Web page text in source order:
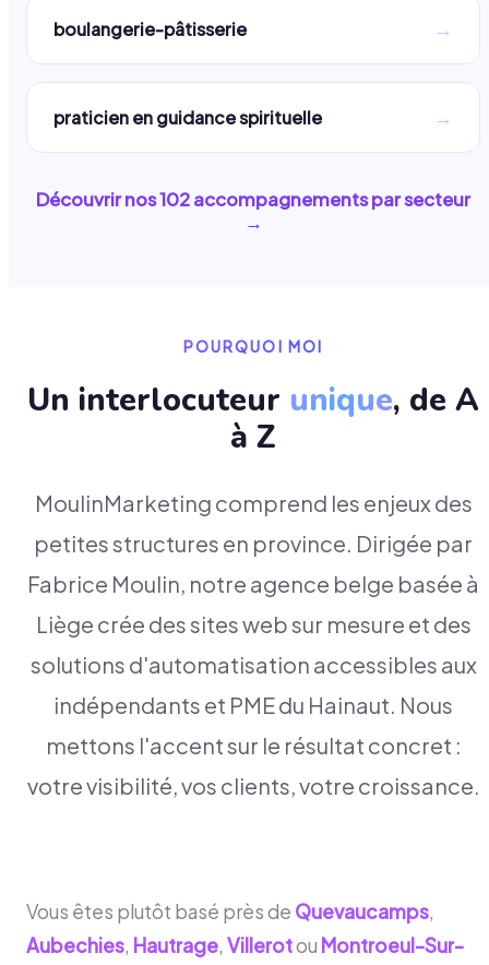
boulangerie-pâtisserie →
praticien en guidance spirituelle →
Découvrir nos102accompagnements par secteur
→
POURQUOI MOI
Un interlocuteur unique, de A
à Z
MoulinMarketing comprend les enjeux des
petites structures en province. Dirigée par
Fabrice Moulin, notre agence belge basée à
Liège crée des sites web sur mesure et des
solutions d'automatisation accessibles aux
indépendants et PME du Hainaut. Nous
mettons l'accent sur le résultat concret :
votre visibilité, vos clients, votre croissance.
Vous êtes plutôt basé près de Quevaucamps,
Aubechies, Hautrage, Villerotou Montroeul-Sur-